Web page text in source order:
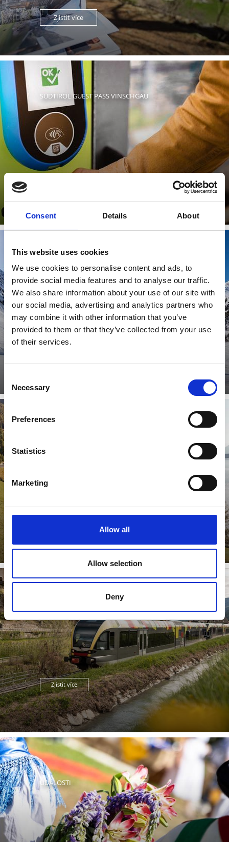
Consent Details About
This website uses cookies
We use cookies to personalise content and ads, to
provide social media features and to analyse our traffic.
We also share information about your use of our site with
our social media, advertising and analytics partners who
may combine it with other information that you’ve
provided to them or that they’ve collected from your use
of their services.
Selection
Necessary
Preferences
Statistics
Marketing
Allow all
Allow selection
Deny
Zjistit více
SÜDTIROL GUEST PASS VINSCHGAU
ZIMNÍ AKČNÍ TÝDNY
Zjistit více
POLOHA & PŘÍJEZD
Zjistit více
UDÁLOSTI